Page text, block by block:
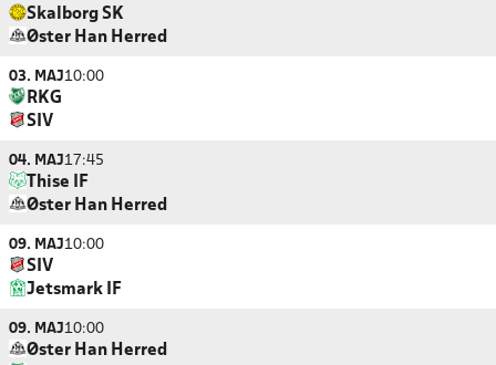
Skalborg SK
Øster Han Herred
03. MAJ10:00
RKG
SIV
04. MAJ17:45
Thise IF
Øster Han Herred
09. MAJ10:00
SIV
Jetsmark IF
09. MAJ10:00
Øster Han Herred